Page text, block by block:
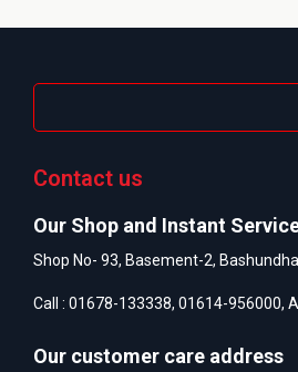
Contact us
Our Shop and Instant
Shop No- 93, Basement-2,
Call : 01678-133338, 01614-956000,
Our customer care address